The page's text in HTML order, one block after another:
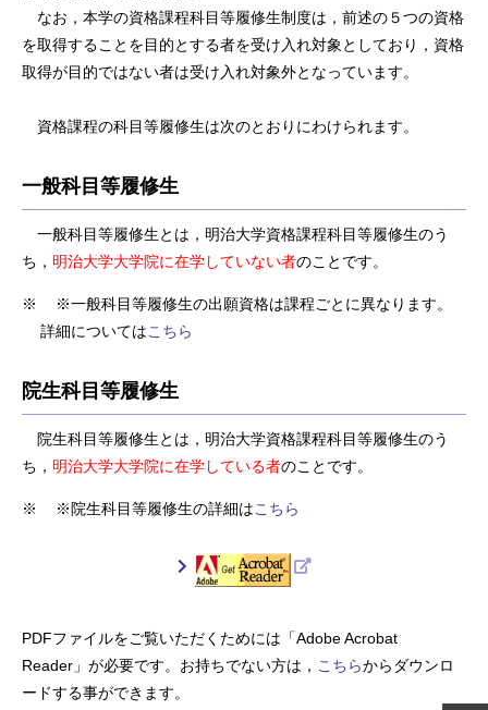
なお，本学の資格課程科目等履修生制度は，前述の５つの資格
を取得することを目的とする者を受け入れ対象としており，資格
取得が目的ではない者は受け入れ対象外となっています。
資格課程の科目等履修生は次のとおりにわけられます。
一般科目等履修生
一般科目等履修生とは，明治大学資格課程科目等履修生のう
ち， 明治大学大学院に在学していない者のことです。
※一般科目等履修生の出願資格は課程ごとに異なります。
詳細についてはこちら
院生科目等履修生
院生科目等履修生とは，明治大学資格課程科目等履修生のう
ち， 明治大学大学院に在学している者のことです。
※院生科目等履修生の詳細はこちら
PDFファイルをご覧いただくためには「Adobe Acrobat
Reader」が必要です。お持ちでない方は， こちらからダウンロ
ードする事ができます。